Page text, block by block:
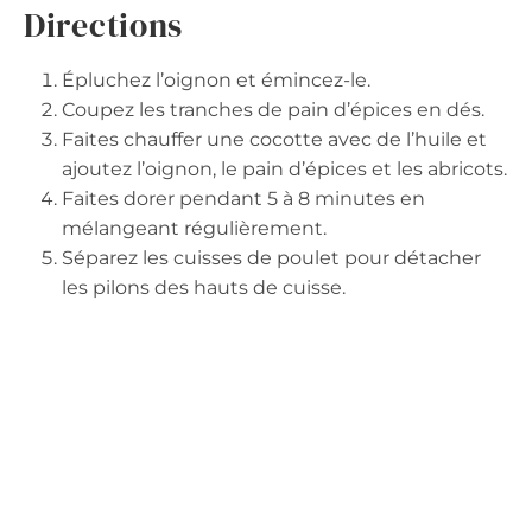
Directions
Épluchez l’oignon et émincez-le.
Coupez les tranches de pain d’épices en dés.
Faites chauffer une cocotte avec de l’huile et
ajoutez l’oignon, le pain d’épices et les abricots.
Faites dorer pendant 5 à 8 minutes en
mélangeant régulièrement.
Séparez les cuisses de poulet pour détacher
les pilons des hauts de cuisse.